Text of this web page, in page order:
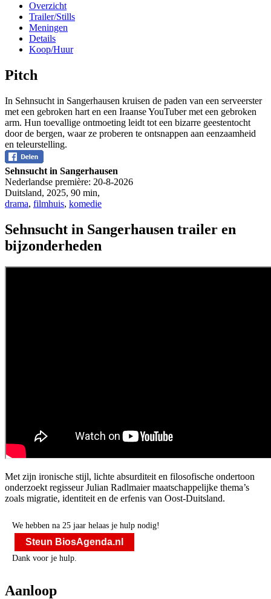
Overzicht
Trailer/Stills
Meningen
Details
Koop/Huur
Pitch
In Sehnsucht in Sangerhausen kruisen de paden van een serveerster
met een gebroken hart en een Iraanse YouTuber met een gebroken
arm. Hun toevallige ontmoeting leidt tot een bizarre geestentocht
door de bergen, waar ze proberen te ontsnappen aan eenzaamheid
en teleurstelling.
Sehnsucht in Sangerhausen
Nederlandse première: 20-8-2026
Duitsland, 2025, 90 min,
drama, filmhuis, komedie
Sehnsucht in Sangerhausen trailer en
bijzonderheden
Met zijn ironische stijl, lichte absurditeit en filosofische ondertoon
onderzoekt regisseur Julian Radlmaier maatschappelijke thema’s
zoals migratie, identiteit en de erfenis van Oost-Duitsland.
We hebben na 25 jaar helaas je hulp nodig!
Steun BiosAgenda.nl
Dank voor je hulp.
Aanloop